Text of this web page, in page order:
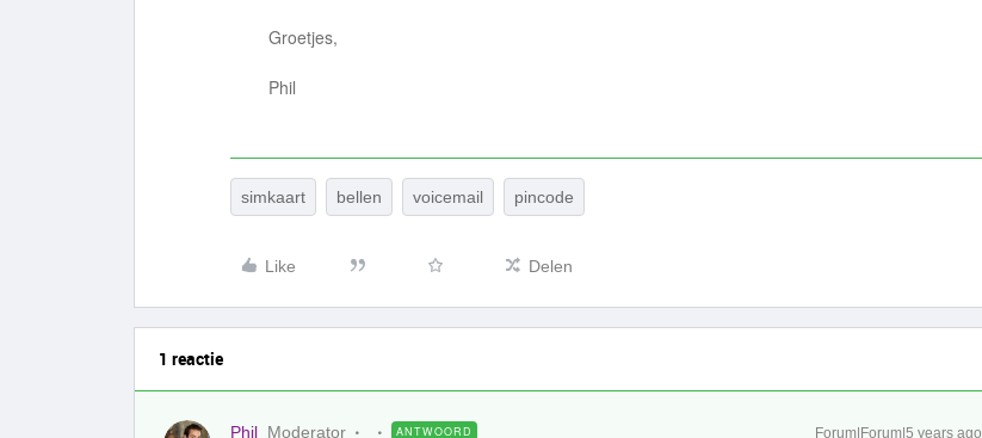
Groetjes,
Phil
simkaart bellen voicemail pincode
Like Delen
1 reactie
Phil Moderator ANTWOORD Forum|Forum|5 years ago